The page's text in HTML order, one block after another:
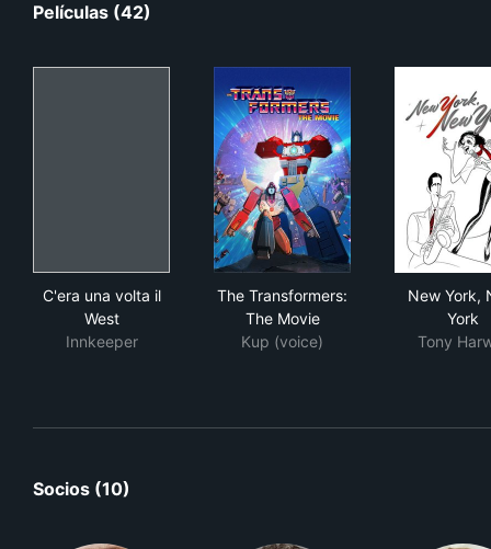
Películas (42)
C'era una volta il
West
Innkeeper
The Transformers:
The Movie
Kup (voice)
New York,
York
Tony
Socios (10)